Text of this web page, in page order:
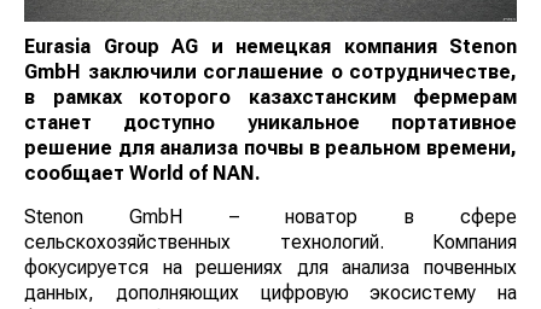
Eurasia Group AG и немецкая компания Stenon
GmbH заключили соглашение о сотрудничестве,
в рамках которого казахстанским фермерам
станет доступно уникальное портативное
решение для анализа почвы в реальном времени,
сообщает World of NAN.
Stenon GmbH – новатор в сфере
сельскохозяйственных технологий. Компания
фокусируется на решениях для анализа почвенных
данных, дополняющих цифровую экосистему на